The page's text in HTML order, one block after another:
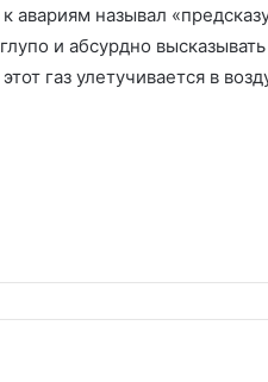
называл
и абсурдно
газ улетучивается в